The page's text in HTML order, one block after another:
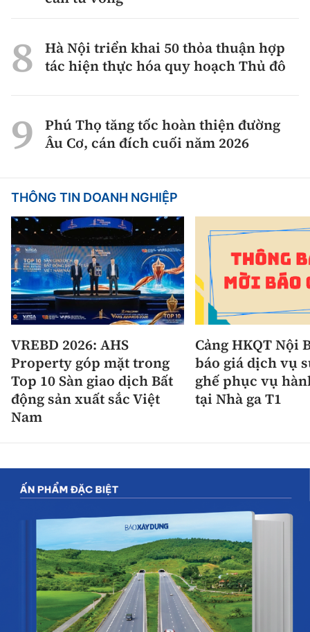
Hà Nội triển khai 50 thỏa thuận hợp
tác hiện thực hóa quy hoạch Thủ đô
Phú Thọ tăng tốc hoàn thiện đường
Âu Cơ, cán đích cuối năm 2026
THÔNG TIN DOANH NGHIỆP
VREBD 2026: AHS
Property góp mặt trong
Top 10 Sàn giao dịch Bất
động sản xuất sắc Việt
Nam
Cảng HKQT Nội
báo giá dịch vụ
ghế phục vụ
tại Nhà ga T1